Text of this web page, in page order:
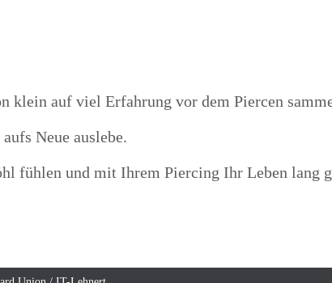
klein auf viel Erfahrung vor dem Piercen
Neue auslebe.
fühlen und mit Ihrem Piercing Ihr Leben lang